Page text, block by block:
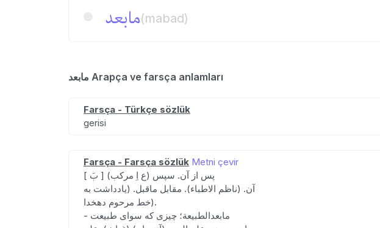
مابعد(mabad)
مابعد Arapça ve farsça anlamları
Farsça - Türkçe sözlük
gerisi
Farsça - Farsça sözlük Metni çevir
[ بَ ] (ع اِ مرکب) پس از آن. سپس
آن. (ناظم الاطباء). مقابل ماقبل. (یادداشت به
خط مرحوم دهخدا).
- مابعدالطبیعة؛ چیزی که سوای طبیعت